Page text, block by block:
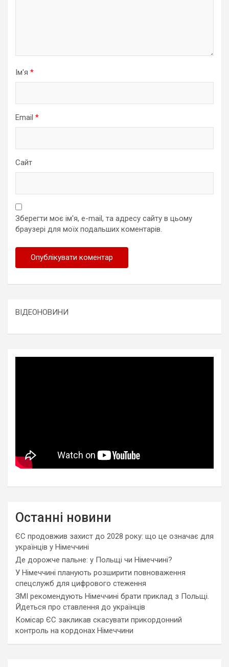
Ім'я *
Email *
Сайт
Зберегти моє ім'я, e-mail, та адресу сайту в цьому
браузері для моїх подальших коментарів.
ВІДЕОНОВИНИ
Останні новини
ЄС продовжив захист до 2028 року: що це означає для
українців у Німеччині
Де дорожче пальне: у Польщі чи Німеччині?
У Німеччині планують розширити повноваження
спецслужб для цифрового стеження
ЗМІ рекомендують Німеччині брати приклад з Польщі.
Йдеться про ставлення до українців
Комісар ЄС закликав скасувати прикордонний
контроль на кордонах Німеччини